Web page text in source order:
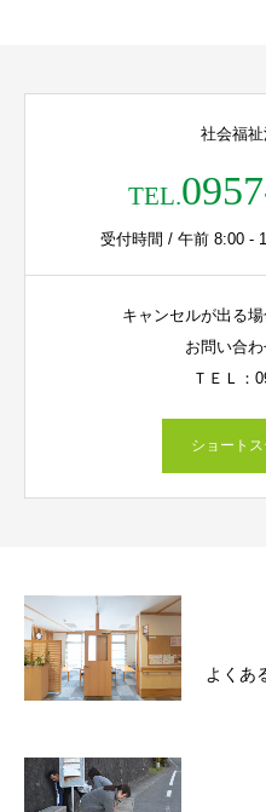
社会福
TEL.
受付時間 / 午前 8:00 -
キャンセルが出る場
お問い合わ
ＴＥＬ：
ショート
よくあ